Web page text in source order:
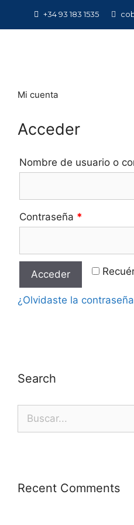
+34 93 183 1535
Mi cuenta
Acceder
Nombre de usuario o
Contraseña *
Acceder
¿Olvidaste la
Search
Recent Comments